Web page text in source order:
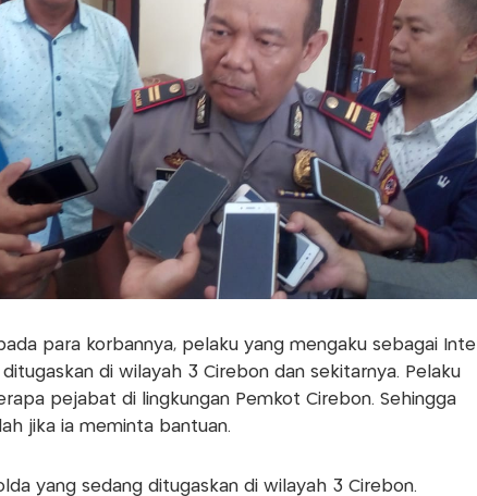
para korbannya, pelaku yang mengaku sebagai Intel
di wilayah 3 Cirebon dan sekitarnya. Pelaku
pejabat di lingkungan Pemkot Cirebon. Sehingga
jika ia meminta bantuan.
yang sedang ditugaskan di wilayah 3 Cirebon.